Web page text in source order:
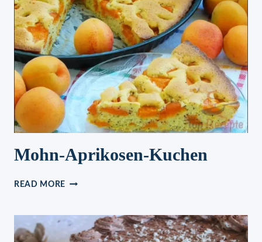
Mohn-Aprikosen-Kuchen
READ MORE MOHN-